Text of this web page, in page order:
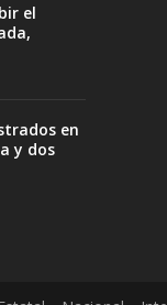
el
en
y dos